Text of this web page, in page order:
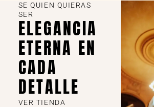
SE QUIEN QUIERAS
SER
ELEGANCIA
ETERNA EN
CADA
DETALLE
VER TIENDA